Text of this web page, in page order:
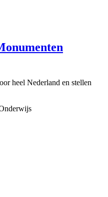
heel Nederland en stellen